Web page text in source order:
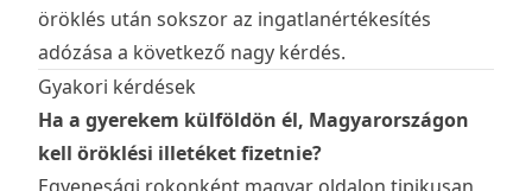
öröklés után sokszor az ingatlanértékesítés
adózása a következő nagy kérdés.
Gyakori kérdések
Ha a gyerekem külföldön él, Magyarországon
kell öröklési illetéket fizetnie?